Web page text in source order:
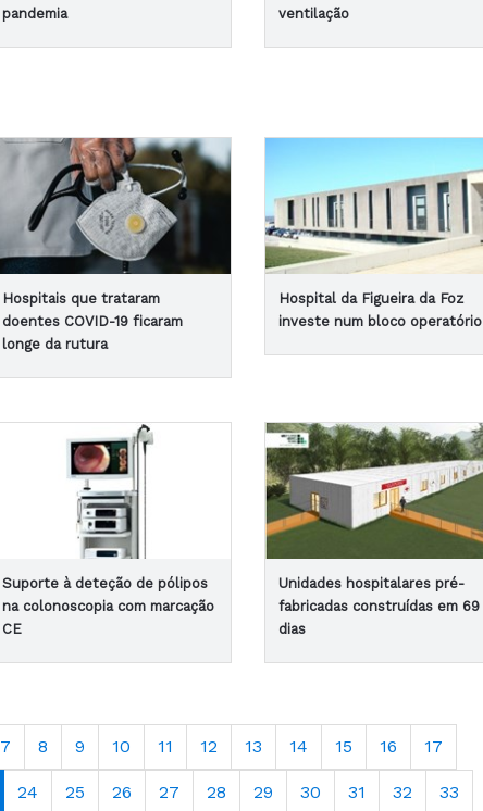
pandemia
ventilação
Hospitais que trataram
doentes COVID-19 ficaram
longe da rutura
Hospital da Figueira da Foz
investe num bloco operatório
Suporte à deteção de pólipos
na colonoscopia com marcação
CE
Unidades hospitalares pré-
fabricadas construídas em 69
dias
7 8 9 10 11 12 13 14 15 16 17
24 25 26 27 28 29 30 31 32 33